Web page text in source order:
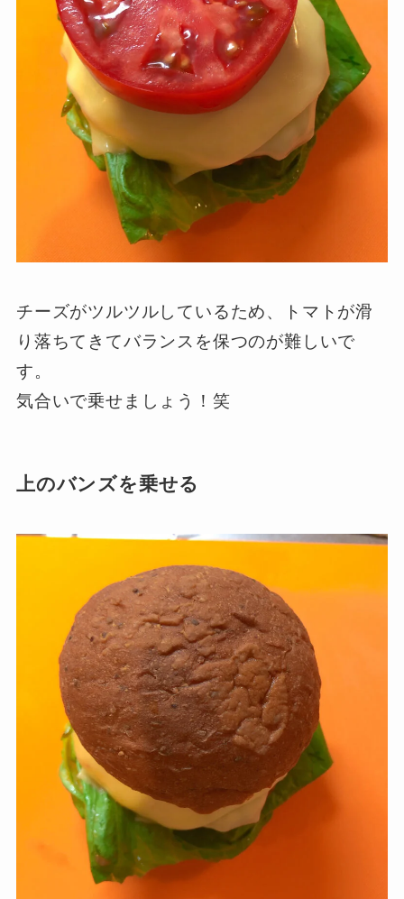
チーズがツルツルしているため、トマトが滑
り落ちてきてバランスを保つのが難しいで
す。
気合いで乗せましょう！笑
上のバンズを乗せる